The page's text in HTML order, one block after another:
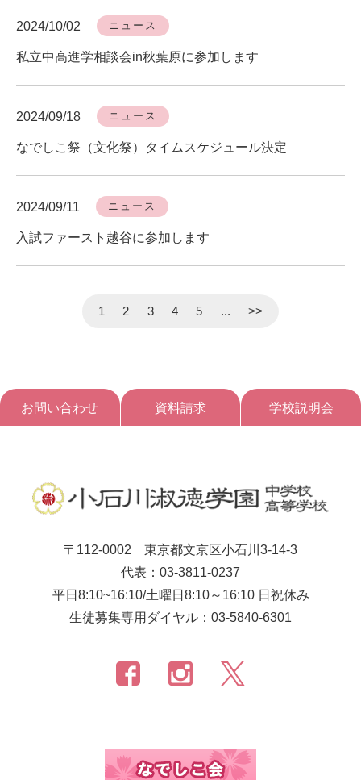
2024/10/02 ニュース
私立中高進学相談会in秋葉原に参加します
2024/09/18 ニュース
なでしこ祭（文化祭）タイムスケジュール決定
2024/09/11 ニュース
入試ファースト越谷に参加します
1 2 3 4 5 ... >>
お問い合わせ 資料請求 学校説明会
〒112-0002 東京都文京区小石川3-14-3
代表：03-3811-0237
平日8:10~16:10/土曜日8:10～16:10 日祝休み
生徒募集専用ダイヤル：03-5840-6301